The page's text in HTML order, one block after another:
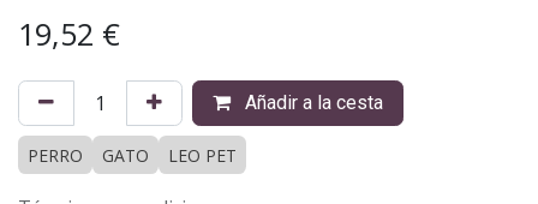
19,52 €
Añadir a la cesta
PERRO GATO LEO PET